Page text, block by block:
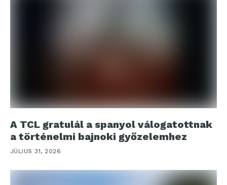
A TCL gratulál a spanyol válogatottnak
a történelmi bajnoki győzelemhez
JÚLIUS 31, 2026